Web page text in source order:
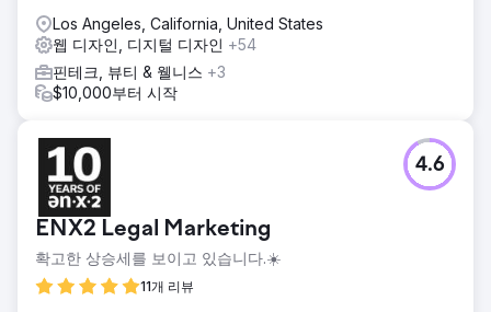
Los Angeles, California, United States
웹 디자인, 디지털 디자인 +54
핀테크, 뷰티 & 웰니스 +3
$10,000부터 시작
ENX2 Legal Marketing
확고한 상승세를 보이고 있습니다.☀️
11개 리뷰
4.6